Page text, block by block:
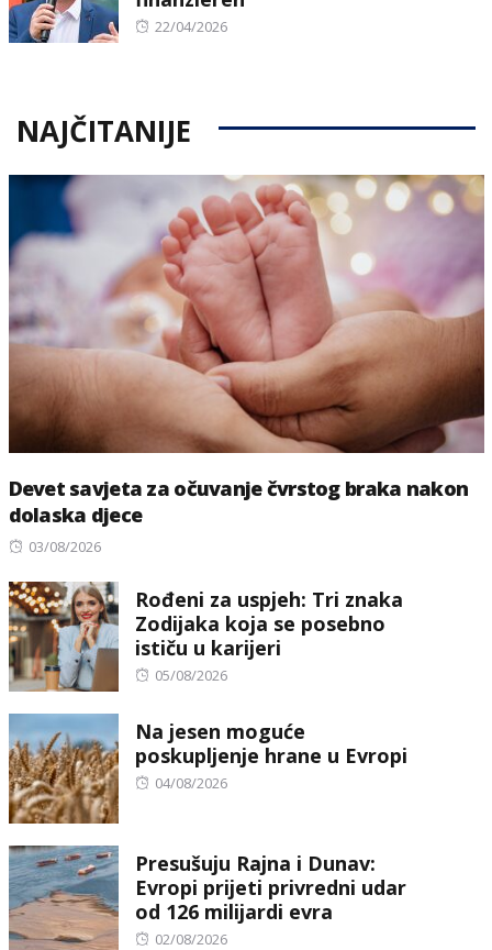
Posted
22/04/2026
NAJČITANIJE
Devet savjeta za očuvanje čvrstog braka nakon
dolaska djece
Posted
03/08/2026
Rođeni za uspjeh: Tri znaka
Zodijaka koja se posebno
ističu u karijeri
Posted
05/08/2026
Na jesen moguće
poskupljenje hrane u Evropi
Posted
04/08/2026
Presušuju Rajna i Dunav:
Evropi prijeti privredni udar
od 126 milijardi evra
Posted
02/08/2026